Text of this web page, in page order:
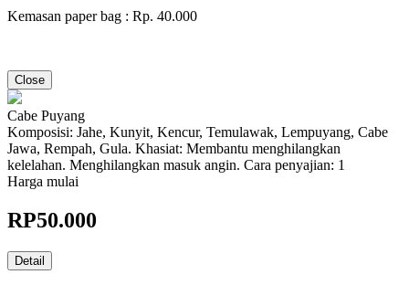
Kemasan paper bag : Rp. 40.000
Close
Cabe Puyang
Komposisi: Jahe, Kunyit, Kencur, Temulawak, Lempuyang, Cabe
Jawa, Rempah, Gula. Khasiat: Membantu menghilangkan
kelelahan. Menghilangkan masuk angin. Cara penyajian: 1
Harga mulai
RP50.000
Detail